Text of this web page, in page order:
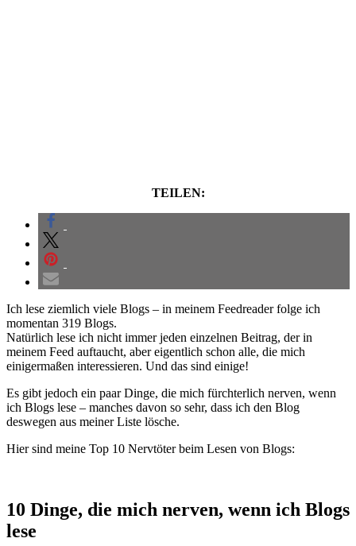
TEILEN:
Ich lese ziemlich viele Blogs – in meinem Feedreader folge ich
momentan 319 Blogs.
Natürlich lese ich nicht immer jeden einzelnen Beitrag, der in
meinem Feed auftaucht, aber eigentlich schon alle, die mich
einigermaßen interessieren. Und das sind einige!
Es gibt jedoch ein paar Dinge, die mich fürchterlich nerven, wenn
ich Blogs lese – manches davon so sehr, dass ich den Blog
deswegen aus meiner Liste lösche.
Hier sind meine Top 10 Nervtöter beim Lesen von Blogs:
10 Dinge, die mich nerven, wenn ich Blogs
lese